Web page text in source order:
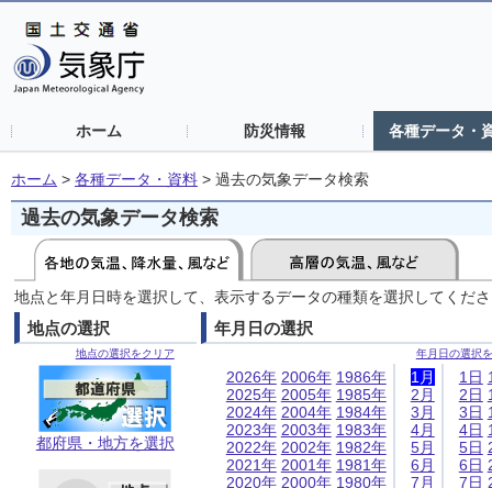
ホーム 防災情報 各種データ・
ホーム > 各種データ・資料 > 過去の気象データ検索
過去の気象データ検索
地点と年月日時を選択して、表示するデータの種類を選択してくだ
地点の選択
地点の選択をクリア
都府県・地方を選択
年月日の選択
年月日の選択
2026年
2025年
2024年
2023年
2022年
2021年
2020年
2006年
2005年
2004年
2003年
2002年
2001年
2000年
1986年
1985年
1984年
1983年
1982年
1981年
1980年
1月
2月
3月
4月
5月
6月
7月
1日
2日
3日
4日
5日
6日
7日